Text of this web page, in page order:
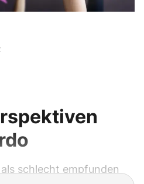
schlecht empfunden